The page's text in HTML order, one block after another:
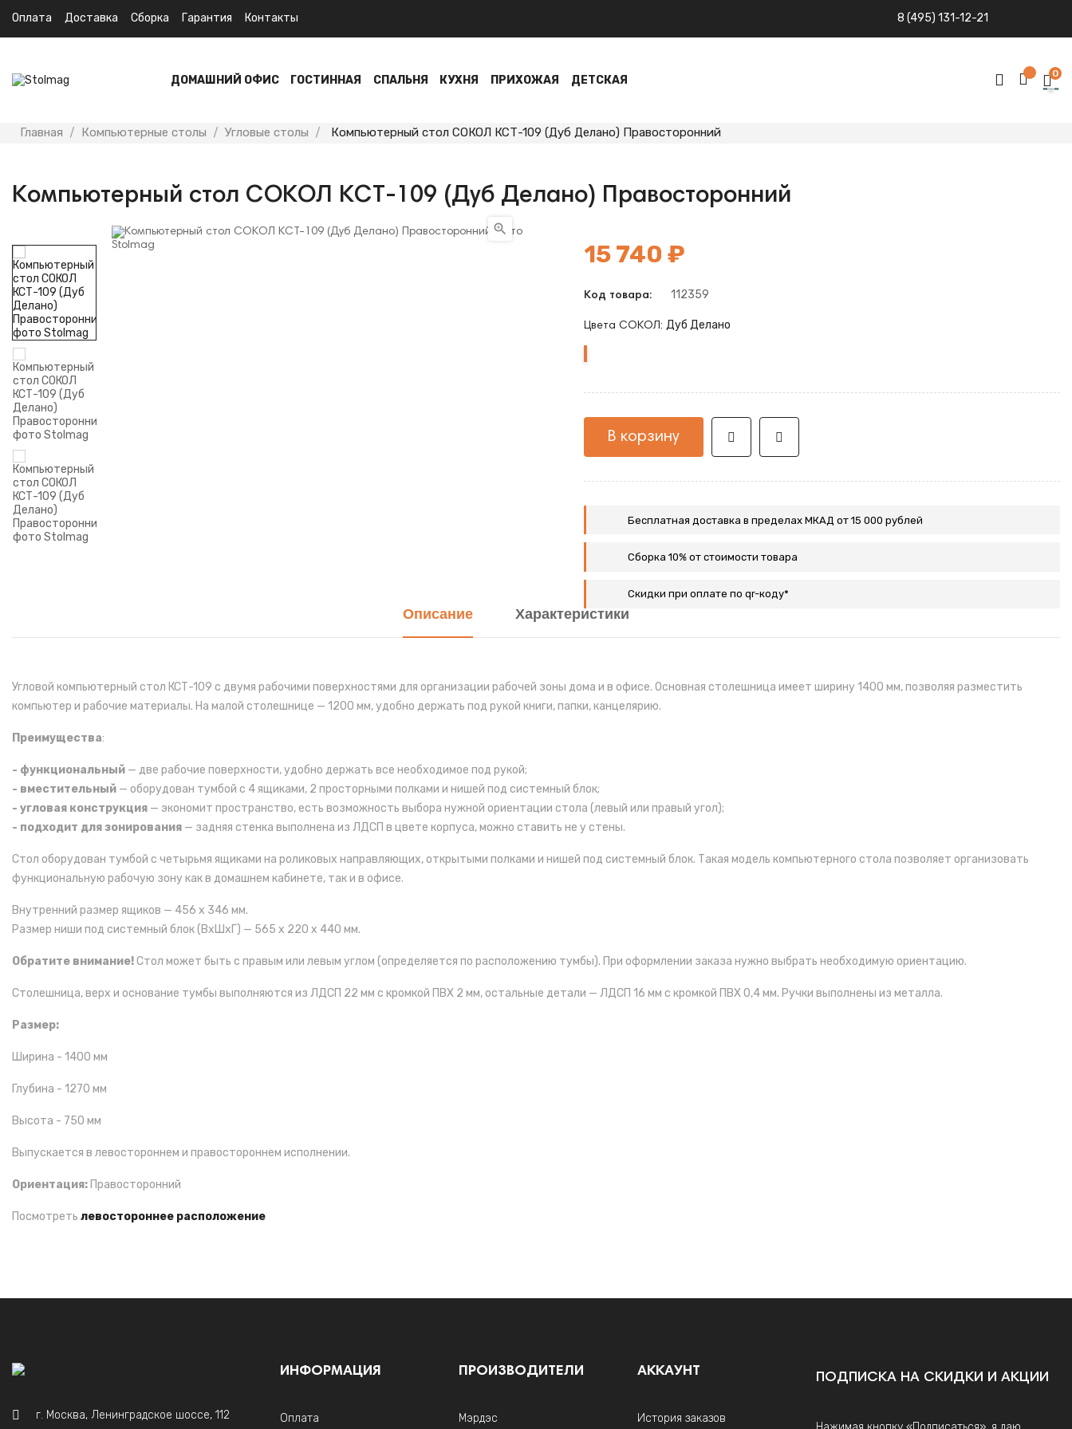
Оплата Доставка Сборка Гарантия Контакты 8 (495) 131-12-21
ДОМАШНИЙ ОФИС ГОСТИННАЯ СПАЛЬНЯ КУХНЯ ПРИХОЖАЯ ДЕТСКАЯ
0
Главная Компьютерные столы Угловые столы Компьютерный стол СОКОЛ КСТ-109 (Дуб Делано) Правосторонний
Компьютерный стол СОКОЛ КСТ-109 (Дуб Делано) Правосторонний

15 740 ₽
Код товара: 112359
Цвета СОКОЛ: Дуб Делано
Делано
В корзину
Бесплатная доставка в пределах МКАД от 15 000 рублей
Сборка 10% от стоимости товара
Скидки при оплате по qr-коду*
Описание Характеристики
Угловой компьютерный стол КСТ-109 с двумя рабочими поверхностями для организации рабочей зоны дома и в офисе. Основная столешница имеет ширину 1400 мм, позволяя разместить
компьютер и рабочие материалы. На малой столешнице — 1200 мм, удобно держать под рукой книги, папки, канцелярию.
Преимущества:
- функциональный — две рабочие поверхности, удобно держать все необходимое под рукой;
- вместительный — оборудован тумбой с 4 ящиками, 2 просторными полками и нишей под системный блок;
- угловая конструкция — экономит пространство, есть возможность выбора нужной ориентации стола (левый или правый угол);
- подходит для зонирования — задняя стенка выполнена из ЛДСП в цвете корпуса, можно ставить не у стены.
Стол оборудован тумбой с четырьмя ящиками на роликовых направляющих, открытыми полками и нишей под системный блок. Такая модель компьютерного стола позволяет организовать
функциональную рабочую зону как в домашнем кабинете, так и в офисе.
Внутренний размер ящиков — 456 х 346 мм.
Размер ниши под системный блок (ВхШхГ) — 565 х 220 х 440 мм.
Обратите внимание!Стол может быть с правым или левым углом (определяется по расположению тумбы). При оформлении заказа нужно выбрать необходимую ориентацию.
Столешница, верх и основание тумбы выполняются из ЛДСП 22 мм с кромкой ПВХ 2 мм, остальные детали — ЛДСП 16 мм с кромкой ПВХ 0,4 мм. Ручки выполнены из металла.
Размер:
Ширина - 1400 мм
Глубина - 1270 мм
Высота - 750 мм
Выпускается в левостороннем и правостороннем исполнении.
Ориентация: Правосторонний
Посмотреть левостороннее расположение
г. Москва, Ленинградское шоссе, 112
ИНФОРМАЦИЯ
Оплата
ПРОИЗВОДИТЕЛИ
Мэрдэс
АККАУНТ
История заказов
ПОДПИСКА НА СКИДКИ И АКЦИИ